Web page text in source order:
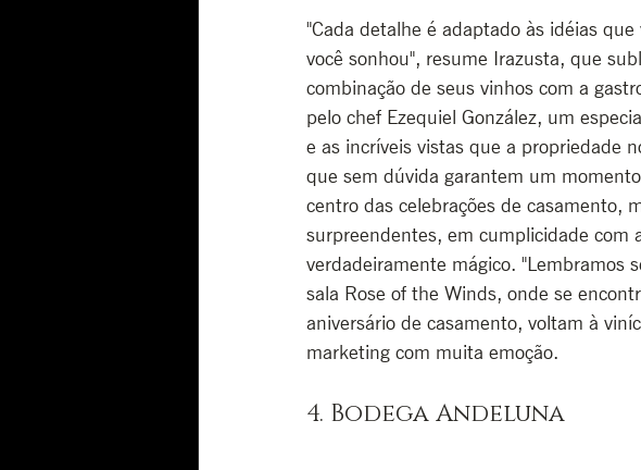
"Cada detalhe é adaptado às idéias
você sonhou", resume Irazusta, que
combinação de seus vinhos com a
pelo chef Ezequiel González, um
e as incríveis vistas que a propriedade
que sem dúvida garantem um
centro das celebrações de casamento,
surpreendentes, em cumplicidade com
verdadeiramente mágico. "Lembramos
sala Rose of the Winds, onde se
aniversário de casamento, voltam à
marketing com muita emoção.
4. Bodega Andeluna